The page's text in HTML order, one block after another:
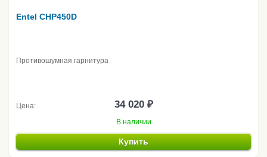
Entel CHP450D
Противошумная гарнитура
Цена: 34 020 ₽
В наличии
Купить